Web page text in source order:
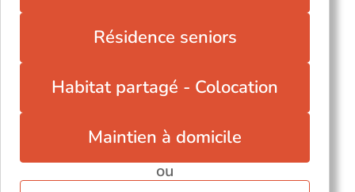
Résidence seniors
Habitat partagé - Colocation
Maintien à domicile
ou